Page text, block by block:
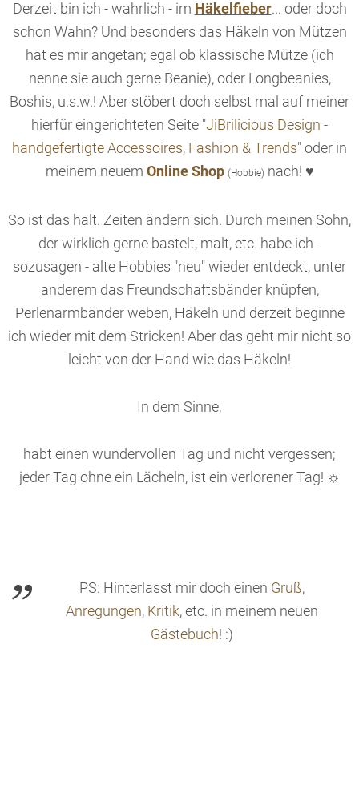
Derzeit bin ich - wahrlich - im Häkelfieber... oder doch
schon Wahn? Und besonders das Häkeln von Mützen
hat es mir angetan; egal ob klassische Mütze (ich
nenne sie auch gerne Beanie), oder Longbeanies,
Boshis, u.s.w.! Aber stöbert doch selbst mal auf meiner
hierfür eingerichteten Seite "JiBrilicious Design -
handgefertigte Accessoires, Fashion & Trends" oder in
meinem neuem Online Shop (Hobbie) nach! ♥
So ist das halt. Zeiten ändern sich. Durch meinen Sohn,
der wirklich gerne bastelt, malt, etc. habe ich -
sozusagen - alte Hobbies "neu" wieder entdeckt, unter
anderem das Freundschaftsbänder knüpfen,
Perlenarmbänder weben, Häkeln und derzeit beginne
ich wieder mit dem Stricken! Aber das geht mir nicht so
leicht von der Hand wie das Häkeln!
In dem Sinne;
habt einen wundervollen Tag und nicht vergessen;
jeder Tag ohne ein Lächeln, ist ein verlorener Tag! ☼
PS: Hinterlasst mir doch einen Gruß,
Anregungen, Kritik, etc. in meinem neuen
Gästebuch! :)